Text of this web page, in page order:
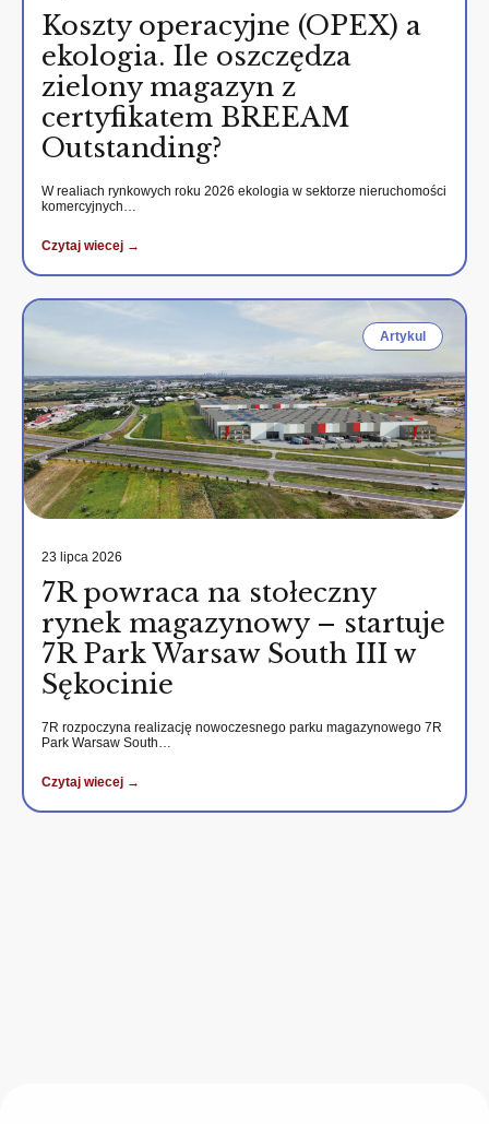
Koszty operacyjne (OPEX) a
ekologia. Ile oszczędza
zielony magazyn z
certyfikatem BREEAM
Outstanding?
W realiach rynkowych roku 2026 ekologia w sektorze nieruchomości
komercyjnych…
Czytaj wiecej →
Artykul
23 lipca 2026
7R powraca na stołeczny
rynek magazynowy – startuje
7R Park Warsaw South III w
Sękocinie
7R rozpoczyna realizację nowoczesnego parku magazynowego 7R
Park Warsaw South…
Czytaj wiecej →